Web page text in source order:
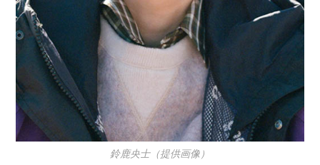
鈴鹿央士（提供画像）